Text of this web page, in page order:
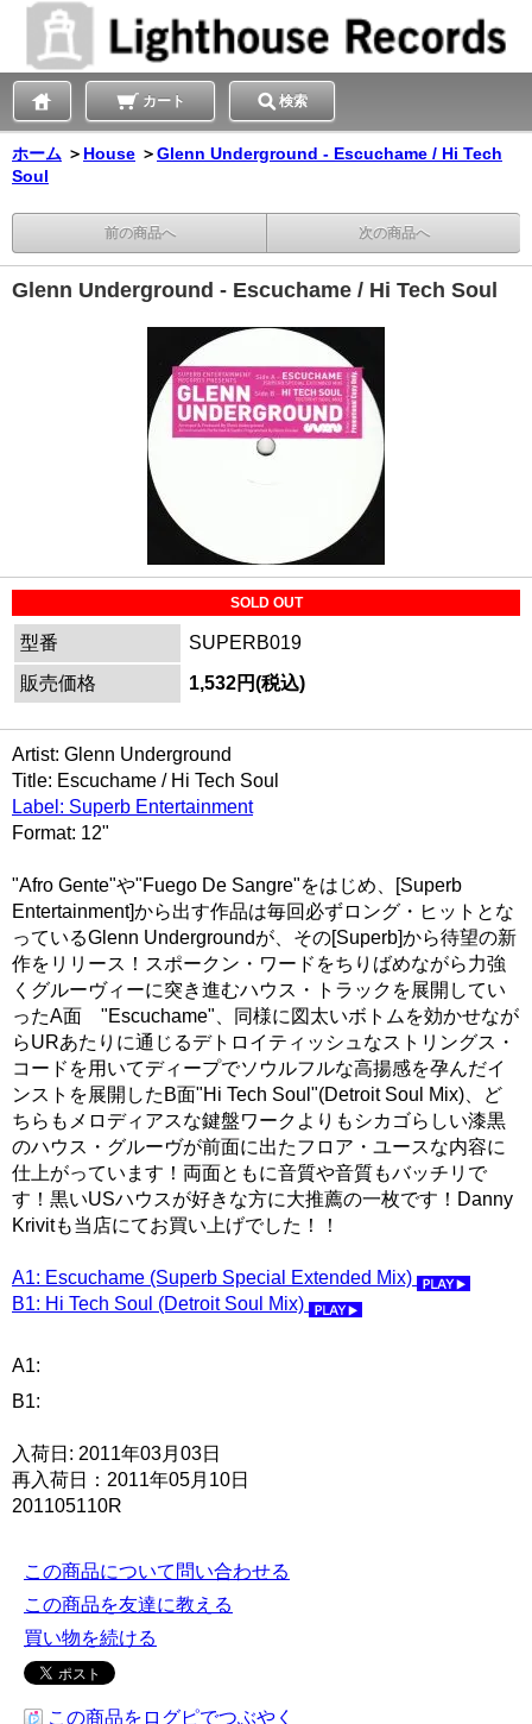
カート 検索
ホーム ＞ House ＞Glenn Underground - Escuchame / Hi Tech
Soul
前の商品へ 次の商品へ
Glenn Underground - Escuchame / Hi Tech Soul
SOLD OUT
型番
SUPERB019
販売価格
1,532円(税込)
Artist: Glenn Underground
Title: Escuchame / Hi Tech Soul
Label: Superb Entertainment
Format: 12"
"Afro Gente"や"Fuego De Sangre"をはじめ、[Superb
Entertainment]から出す作品は毎回必ずロング・ヒットとな
っているGlenn Undergroundが、その[Superb]から待望の新
作をリリース！スポークン・ワードをちりばめながら力強
くグルーヴィーに突き進むハウス・トラックを展開してい
ったA面 "Escuchame"、同様に図太いボトムを効かせなが
らURあたりに通じるデトロイティッシュなストリングス・
コードを用いてディープでソウルフルな高揚感を孕んだイ
ンストを展開したB面"Hi Tech Soul"(Detroit Soul Mix)、ど
ちらもメロディアスな鍵盤ワークよりもシカゴらしい漆黒
のハウス・グルーヴが前面に出たフロア・ユースな内容に
仕上がっています！両面ともに音質や音質もバッチリで
す！黒いUSハウスが好きな方に大推薦の一枚です！Danny
Krivitも当店にてお買い上げでした！！
A1: Escuchame (Superb Special Extended Mix)
B1: Hi Tech Soul (Detroit Soul Mix)
A1:
B1:
入荷日: 2011年03月03日
再入荷日：2011年05月10日
201105110R
この商品について問い合わせる
この商品を友達に教える
買い物を続ける
この商品をログピでつぶやく